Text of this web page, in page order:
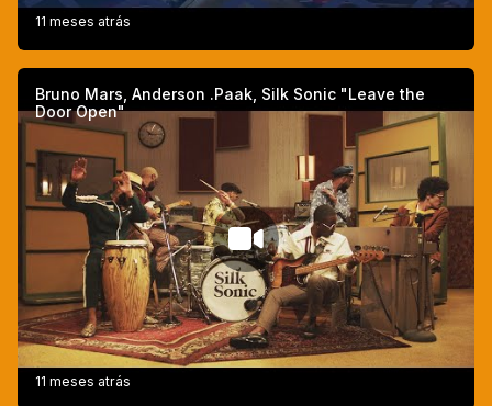
11 meses atrás
Bruno Mars, Anderson .Paak, Silk Sonic "Leave the
Door Open"
11 meses atrás